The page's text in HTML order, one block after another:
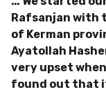
Rafsanjan with
of Kerman
Ayatollah
very upset
found out that it